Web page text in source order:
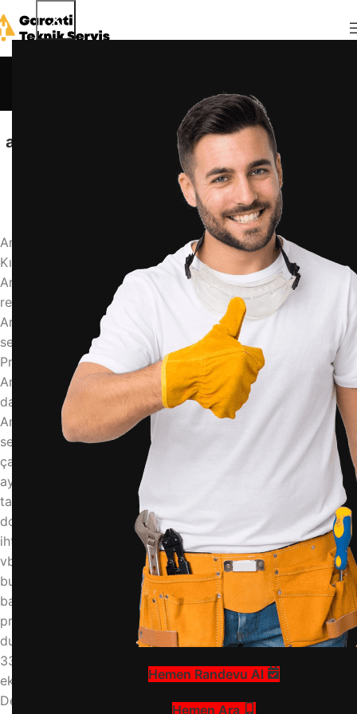
Hemen Randevu Al
Hemen Ara
Blog
BLOG
arçelik 3340 çamaşır makinesi nasıl kullanılır
admin
6 Haziran 2026
Arçelik 3340 Çamaşır Makinesi Nasıl Kullanılır? Adım Adım
Kılavuz
Arçelik 3340 çamaşır makinesi kullanımı ile ilgili detaylı
rehber. Program seçiminden bakıma kadar her şey burada.
Arçelik 3340, çamaşır makinesi, kullanım kılavuzu, program
seçimi, ipuçları
Program Seçimi ve Doğru Adımlar
Arçelik 3340 çamaşır makinesi, kullanıcı dostu paneli ve
dayanıklı motoruyla uzun yıllar sorunsuz hizmet sunar.
Ancak, makineden en iyi verimi almak için doğru programı
seçmek ve adımları sırayla uygulamak gerekir. İlk adımda,
çamaşırlarınızı kumaş türüne ve kirlilik derecesine göre
ayırın. Ardından, makinenin kapağını açın ve çamaşırları
tambura yerleştirin. Deterjan gözünü doğru şekilde
doldurmayı unutmayın. Program seçim kadranını çevirerek
ihtiyacınıza uygun programı (Pamuklu, Sentetik, Yünlü, Hızlı
vb.) seçin. Gerekirse sıcaklık ve sıkma devri ayarlarını da
bu aşamada yapın. Son olarak, başlat/duraklat tuşuna
basarak yıkama işlemini başlatın. Makine, seçtiğiniz
program boyunca otomatik olarak çalışacaktır. Bu gibi
durumlarda profesyonel destek almanız gerekir. Arçelik
3340 çamaşır makinesi arızaları konusunda uzman
ekibimizle hizmetinizdeyiz.
Deterjan ve Yumuşatıcı Kullanımı